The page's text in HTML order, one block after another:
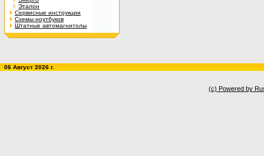
Эталон
Сервисные инструкции
Схемы ноутбуков
Штатные автомагнитолы
06 Август 2026 г.
(c) Powered by